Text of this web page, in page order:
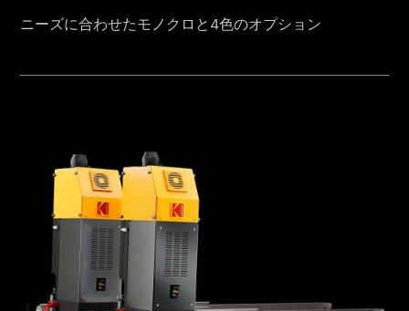
ニーズに合わせたモノクロと4色のオプション